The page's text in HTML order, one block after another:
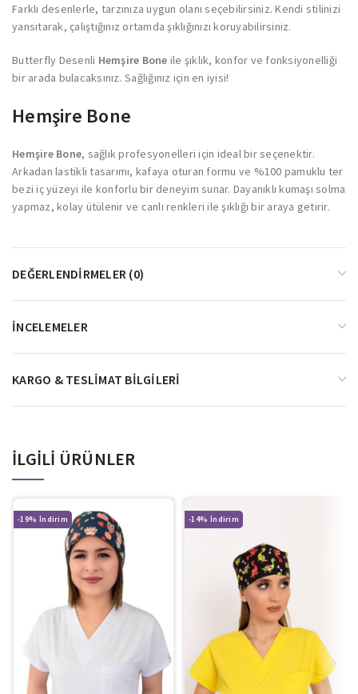
Farklı desenlerle, tarzınıza uygun olanı seçebilirsiniz. Kendi stilinizi
yansıtarak, çalıştığınız ortamda şıklığınızı koruyabilirsiniz.
Butterfly Desenli Hemşire Bone ile şıklık, konfor ve fonksiyonelliği
bir arada bulacaksınız. Sağlığınız için en iyisi!
Hemşire Bone
Hemşire Bone, sağlık profesyonelleri için ideal bir seçenektir.
Arkadan lastikli tasarımı, kafaya oturan formu ve %100 pamuklu ter
bezi iç yüzeyi ile konforlu bir deneyim sunar. Dayanıklı kumaşı solma
yapmaz, kolay ütülenir ve canlı renkleri ile şıklığı bir araya getirir.
DEĞERLENDIRMELER (0)
İNCELEMELER
KARGO & TESLIMAT BILGILERI
İLGILI ÜRÜNLER
-19% -14%